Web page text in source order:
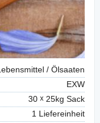
Lebensmittel / Ölsaaten
EXW
30
25kg Sack
1 Liefereinheit